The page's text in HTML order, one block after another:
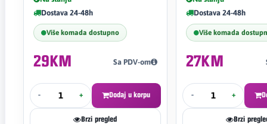
Dostava 24-48h
Više komada dostupno
29KM Sa PDV-om
- + Dodaj u korpu
Brzi pregled
Dostava 24-48h
Više komada
27KM
- +
Brzi